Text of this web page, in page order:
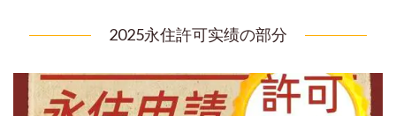
2025永住許可实绩の部分